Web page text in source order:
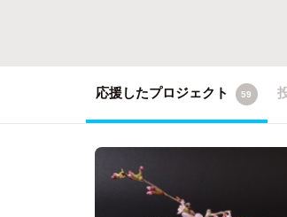
応援したプロジェクト 59